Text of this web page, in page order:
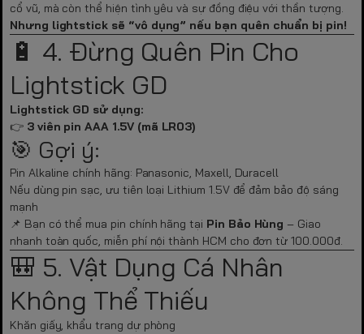
cổ vũ, mà còn thể hiện tình yêu và sự đồng điệu với thần tượng.
Nhưng lightstick sẽ “vô dụng” nếu bạn quên chuẩn bị pin!
🔋 4. Đừng Quên Pin Cho
Lightstick GD
Lightstick GD sử dụng:
👉 3 viên pin AAA 1.5V (mã LR03)
🎯 Gợi ý:
Pin Alkaline chính hãng: Panasonic, Maxell, Duracell
Nếu dùng pin sạc, ưu tiên loại Lithium 1.5V để đảm bảo độ sáng
mạnh
📌 Bạn có thể mua pin chính hãng tại Pin Bảo Hùng – Giao
nhanh toàn quốc, miễn phí nội thành HCM cho đơn từ 100.000đ.
🎒 5. Vật Dụng Cá Nhân
Không Thể Thiếu
Khăn giấy, khẩu trang dự phòng